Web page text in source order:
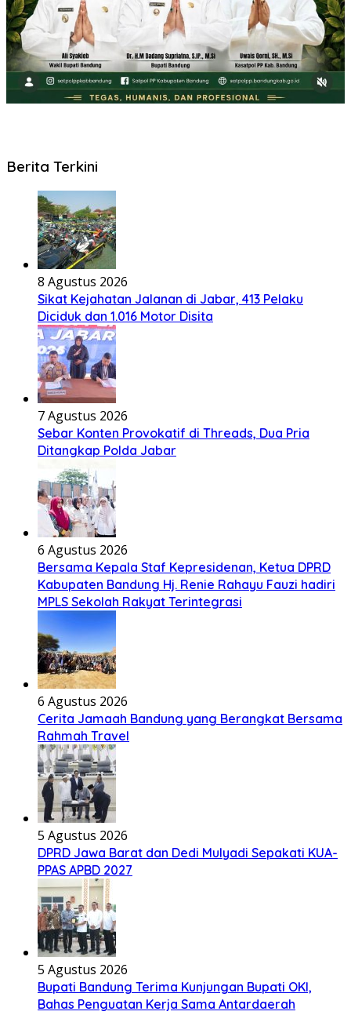
Berita Terkini
8 Agustus 2026
Sikat Kejahatan Jalanan di Jabar, 413 Pelaku
Diciduk dan 1.016 Motor Disita
7 Agustus 2026
Sebar Konten Provokatif di Threads, Dua Pria
Ditangkap Polda Jabar
6 Agustus 2026
Bersama Kepala Staf Kepresidenan, Ketua DPRD
Kabupaten Bandung Hj. Renie Rahayu Fauzi hadiri
MPLS Sekolah Rakyat Terintegrasi
6 Agustus 2026
Cerita Jamaah Bandung yang Berangkat Bersama
Rahmah Travel
5 Agustus 2026
DPRD Jawa Barat dan Dedi Mulyadi Sepakati KUA-
PPAS APBD 2027
5 Agustus 2026
Bupati Bandung Terima Kunjungan Bupati OKI,
Bahas Penguatan Kerja Sama Antardaerah